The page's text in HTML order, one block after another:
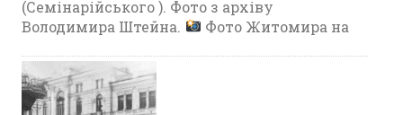
(Семінарійського ). Фото з архіву
Володимира Штейна.
Фото Житомира на